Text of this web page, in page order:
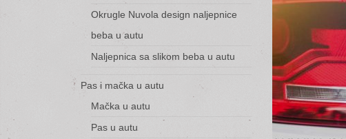
Okrugle Nuvola design naljepnice
beba u autu
Naljepnica sa slikom beba u autu
Pas i mačka u autu
Mačka u autu
Pas u autu